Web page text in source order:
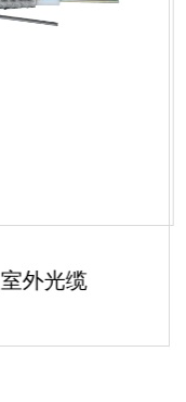
外光缆